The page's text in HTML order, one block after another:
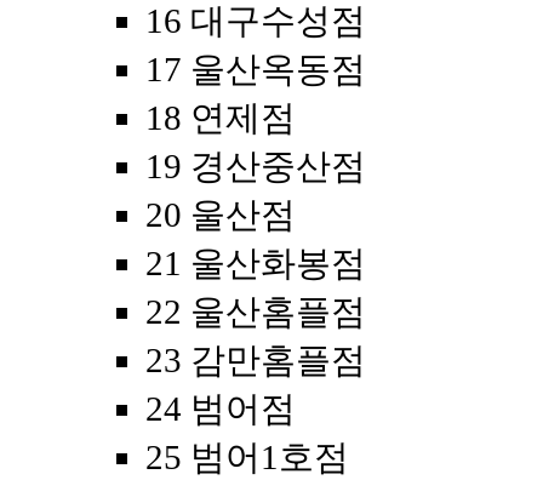
16 대구수성점
17 울산옥동점
18 연제점
19 경산중산점
20 울산점
21 울산화봉점
22 울산홈플점
23 감만홈플점
24 범어점
25 범어1호점